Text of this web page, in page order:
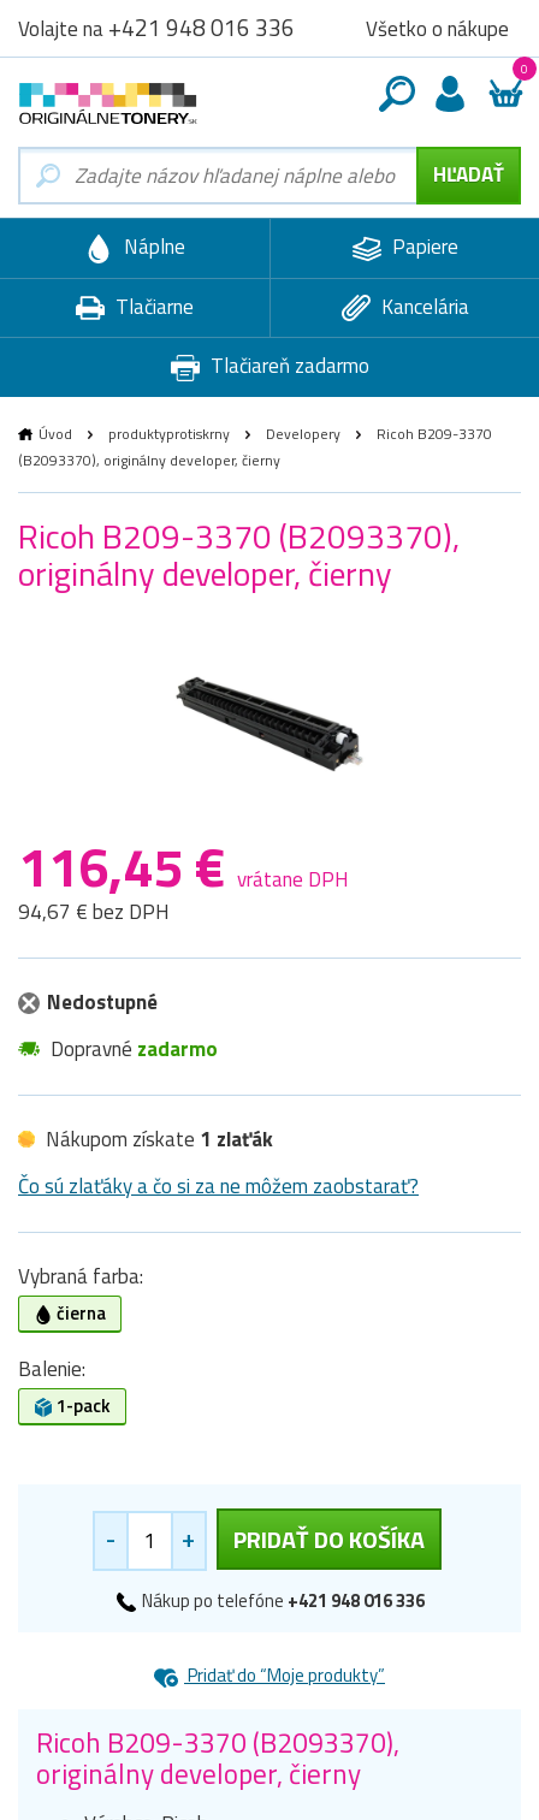
Volajte na+421 948 016 336 Všetko o nákupe
0
Náplne
Papiere
Tlačiarne
Kancelária
Tlačiareň zadarmo
Úvod produktyprotiskrny Developery
Ricoh B209-3370
(B2093370), originálny developer, čierny
Ricoh B209-3370 (B2093370),
originálny developer, čierny
116,45 € vrátane DPH
94,67 € bez DPH
Nedostupné
Dopravné zadarmo
Nákupom získate 1 zlaťák
Čo sú zlaťáky a čo si za ne môžem zaobstarať?
Vybraná farba:
čierna
Balenie:
1-pack
- + PRIDAŤ DO KOŠÍKA
Nákup po telefóne +421 948 016 336
Pridať do “Moje produkty”
Ricoh B209-3370 (B2093370),
originálny developer, čierny